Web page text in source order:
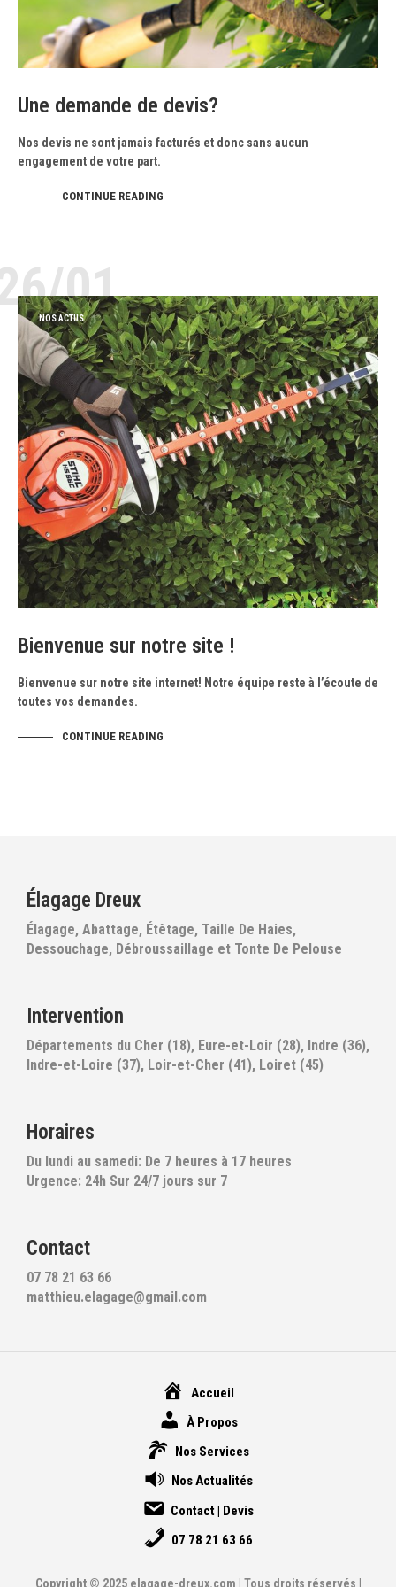
Une demande de devis?
Nos devis ne sont jamais facturés et donc sans aucun
engagement de votre part.
CONTINUE READING
01
NOS ACTUS
Bienvenue sur notre site !
Bienvenue sur notre site internet! Notre équipe reste à l’écoute de
toutes vos demandes.
CONTINUE READING
Élagage Dreux
Élagage, Abattage, Étêtage, Taille De Haies,
Dessouchage, Débroussaillage et Tonte De Pelouse
Intervention
Départements du Cher (18), Eure-et-Loir (28), Indre (36),
Indre-et-Loire (37), Loir-et-Cher (41), Loiret (45)
Horaires
Du lundi au samedi: De 7 heures à 17 heures
Urgence: 24h Sur 24/7 jours sur 7
Contact
07 78 21 63 66
matthieu.elagage@gmail.com
Accueil
À Propos
Nos Services
Nos Actualités
Contact | Devis
07 78 21 63 66
Copyright © 2025 elagage-dreux.com | Tous droits réservés |